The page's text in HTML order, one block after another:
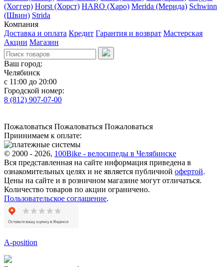
(Хоггер) Horst (Хорст) HARO (Харо) Merida (Мерида) Schwinn
(Швин) Strida
Компания
Доставка и оплата Кредит Гарантия и возврат Мастерская
Акции Магазин
Ваш город:
Челябинск
с 11:00 до 20:00
Городской номер:
8 (812) 907-07-00
Пожаловаться Пожаловаться Пожаловаться
Приинимаем к оплате:
© 2000 - 2026, 100Bike - велосипеды в Челябинске
Вся представленная на сайте информация приведена в
ознакомительных целях и не является публичной офертой.
Цены на сайте и в розничном магазине могут отличаться.
Количество товаров по акции ограничено.
Пользовательское соглашение.
A-position